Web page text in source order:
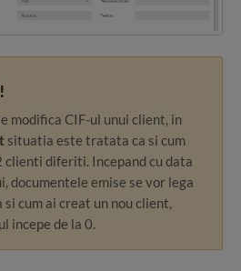
modifica CIF-ul unui client, in
situatia este tratata ca si cum
clienti diferiti. Incepand cu data
documentele emise se vor lega
si cum ai creat un nou client,
incepe de la 0.